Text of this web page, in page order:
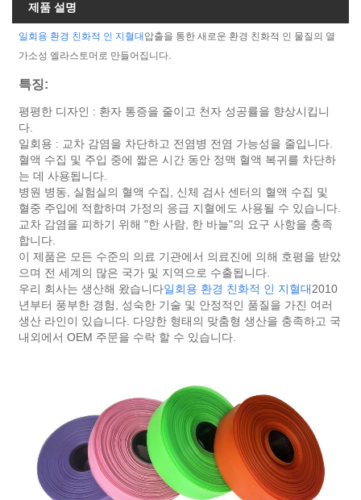
제품 설명
일회용 환경 친화적 인 지혈대 압출을 통한 새로운 환경 친화적 인 물질의 열
가소성 엘라스토머로 만들어집니다.
특징:
평평한 디자인 : 환자 통증을 줄이고 천자 성공률을 향상시킵니
다.
일회용 : 교차 감염을 차단하고 전염병 전염 가능성을 줄입니다.
혈액 수집 및 주입 중에 짧은 시간 동안 정맥 혈액 복귀를 차단하
는 데 사용됩니다.
병원 병동, 실험실의 혈액 수집, 신체 검사 센터의 혈액 수집 및
혈중 주입에 적합하며 가정의 응급 지혈에도 사용될 수 있습니다.
교차 감염을 피하기 위해 "한 사람, 한 바늘"의 요구 사항을 충족
합니다.
이 제품은 모든 수준의 의료 기관에서 의료진에 의해 호평을 받았
으며 전 세계의 많은 국가 및 지역으로 수출됩니다.
우리 회사는 생산해 왔습니다일회용 환경 친화적 인 지혈대2010
년부터 풍부한 경험, 성숙한 기술 및 안정적인 품질을 가진 여러
생산 라인이 있습니다. 다양한 형태의 맞춤형 생산을 충족하고 국
내외에서 OEM 주문을 수락 할 수 있습니다.